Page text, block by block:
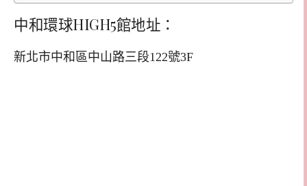
中和環球HIGH5館地址：
新北市中和區中山路三段122號3F